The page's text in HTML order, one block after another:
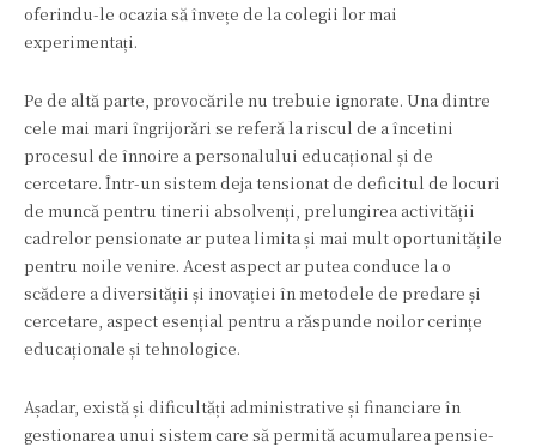
oferindu-le ocazia să învețe de la colegii lor mai
experimentați.
Pe de altă parte, provocările nu trebuie ignorate. Una dintre
cele mai mari îngrijorări se referă la riscul de a încetini
procesul de înnoire a personalului educațional și de
cercetare. Într-un sistem deja tensionat de deficitul de locuri
de muncă pentru tinerii absolvenți, prelungirea activității
cadrelor pensionate ar putea limita și mai mult oportunitățile
pentru noile venire. Acest aspect ar putea conduce la o
scădere a diversității și inovației în metodele de predare și
cercetare, aspect esențial pentru a răspunde noilor cerințe
educaționale și tehnologice.
Așadar, există și dificultăți administrative și financiare în
gestionarea unui sistem care să permită acumularea pensie-